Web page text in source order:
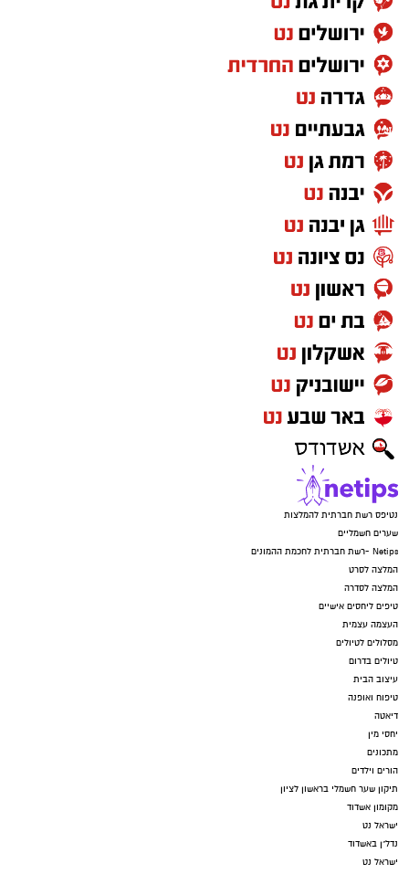
נטיפס רשת חברתית להמלצות
שערים חשמליים
Netips -רשת חברתית לחכמת ההמונים
המלצה לסרט
המלצה לסדרה
טיפים ליחסים אישיים
העצמה עצמית
מסלולים לטיולים
טיולים בדרום
עיצוב הבית
טיפוח ואופנה
דיאטה
יחסי מין
מתכונים
הורים וילדים
תיקון שער חשמלי בראשון לציון
מקומון אשדוד
ישראל נט
נדל"ן באשדוד
ישראל נט